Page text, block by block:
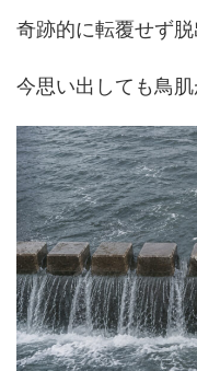
奇跡的に転覆せず脱
今思い出しても鳥肌